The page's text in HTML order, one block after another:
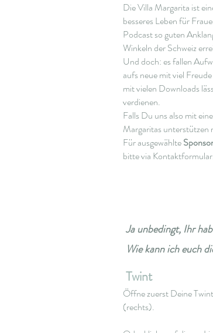
Die Villa Margarita ist
besseres Leben für
Podcast so guten
Winkeln der Schweiz
Und doch: es fallen
aufs neue mit viel
mit vielen Downloads
verdienen.
Falls Du uns also mit
Margaritas unterstützen
Für ausgewählte
bitte via
Ja unbedingt, Ihr
Wie kann ich euch
Twint
Öffne zuerst Deine
(rechts).